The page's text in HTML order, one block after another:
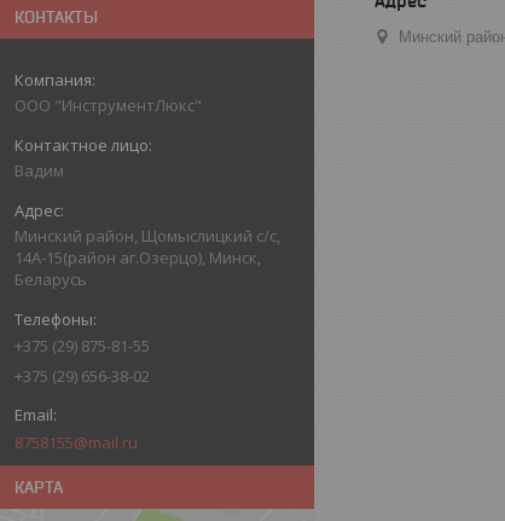
КОНТАКТЫ
ООО "ИнструментЛюкс"
Вадим
Минский район, Щомыслицкий с/с,
14А-15(район аг.Озерцо), Минск,
Беларусь
+375 (29) 875-81-55
+375 (29) 656-38-02
8758155@mail.ru
КАРТА
Минский